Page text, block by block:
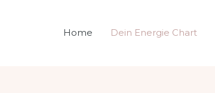
Home Dein Energie Chart